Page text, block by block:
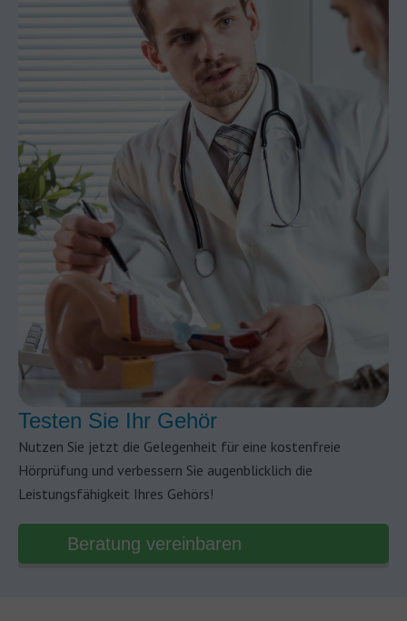
Testen Sie Ihr Gehör
Nutzen Sie jetzt die Gelegenheit für eine kostenfreie
Hörprüfung und verbessern Sie augenblicklich die
Leistungsfähigkeit Ihres Gehörs!
Beratung vereinbaren